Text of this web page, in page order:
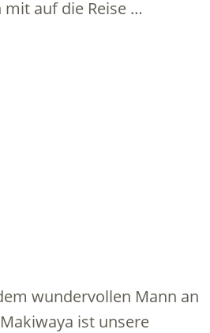
mit auf die Reise …
wundervollen Mann an
ist unsere